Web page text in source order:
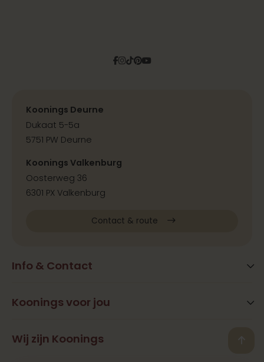
Facebook
Instagram
Tiktok
Pinterest
YouTube
Info & Contact
FAQ
Vestigingen
Koonings voor jou
Beauty
Wij zijn Koonings
Koonings Deurne
Dukaat 5-5a
5751 PW Deurne
Koonings Valkenburg
Oosterweg 36
6301 PX Valkenburg
Contact & route